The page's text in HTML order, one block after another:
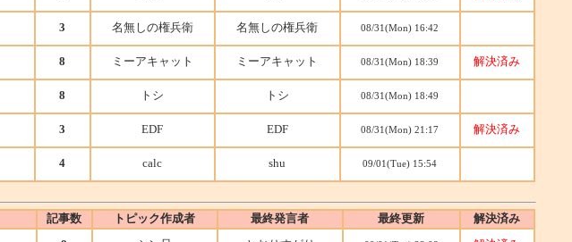
3 名無しの権兵衛 名無しの権兵衛 08/31(Mon) 16:42
8 ミーアキャット ミーアキャット 08/31(Mon) 18:39 解決済み
8 トシ トシ 08/31(Mon) 18:49
3 EDF EDF 08/31(Mon) 21:17 解決済み
4 calc shu 09/01(Tue) 15:54
記事数 トピック作成者 最終発言者 最終更新 解決済み